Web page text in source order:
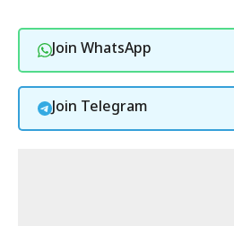
Join WhatsApp
Join Telegram